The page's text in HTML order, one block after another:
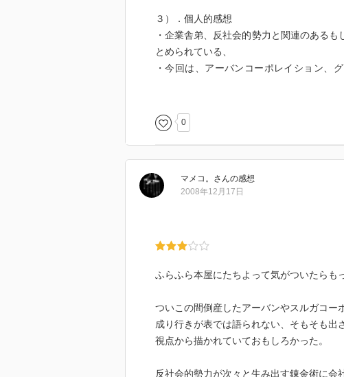
３）．個人的感想
・企業舎弟、反社会的勢力と関連のある
とめられている、
・今回は、アーバンコーポレイション、
0
マメコ。 さんの感想
2008年12月17日
ふらふら本屋にたちよって気がついたらも
ついこの間倒産したアーバンやスルガコー
成り行きが表では語られない、そもそも出
視点から描かれていておもしろかった。
反社会的勢力が次々と生み出す錬金術に会